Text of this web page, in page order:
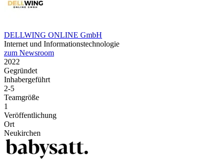
DELLWING ONLINE GmbH
Internet und Informationstechnologie
zum Newsroom
2022
Gegründet
Inhabergeführt
2-5
Teamgröße
1
Veröffentlichung
Ort
Neukirchen